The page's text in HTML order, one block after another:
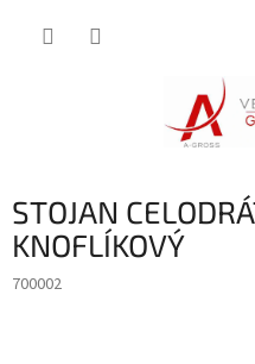
STOJAN
KNOFLÍKOVÝ
700002